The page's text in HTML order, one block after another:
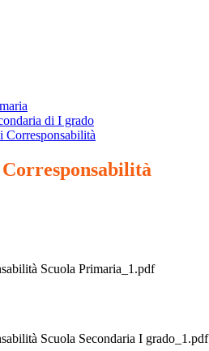
di I grado
Corresponsabilità
Scuola Primaria_1.pdf
Scuola Secondaria I grado_1.pdf